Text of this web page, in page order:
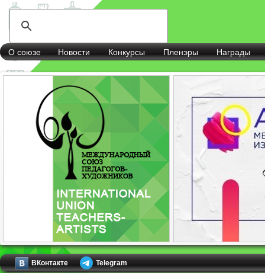
О союзе Новости Конкурсы Пленэры Награды
ВКонтакте Telegram